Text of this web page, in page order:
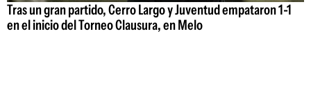
Tras un gran partido, Cerro Largo y Juventud empataron 1-1
en el inicio del Torneo Clausura, en Melo